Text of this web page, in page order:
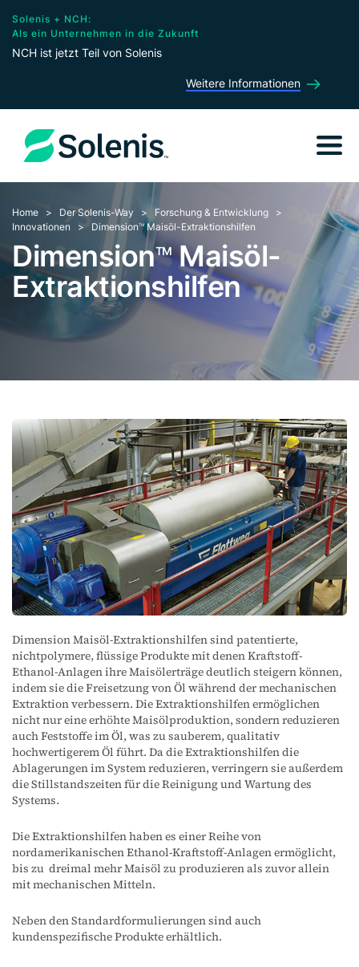
Solenis + NCH:
Als ein Unternehmen in die Zukunft
NCH ist jetzt Teil von Solenis
Weitere Informationen
Home Der Solenis-Way
Forschung & Entwicklung
Innovationen
DimensionTMMaisöl-Extraktionshilfen
DimensionTMMaisöl-
Extraktionshilfen
Dimension Maisöl-Extraktionshilfen sind patentierte,
nichtpolymere, flüssige Produkte mit denen Kraftstoff-
Ethanol-Anlagen ihre Maisölerträge deutlich steigern können,
indem sie die Freisetzung von Öl während der mechanischen
Extraktion verbessern. Die Extraktionshilfen ermöglichen
nicht nur eine erhöhte Maisölproduktion, sondern reduzieren
auch Feststoffe im Öl, was zu sauberem, qualitativ
hochwertigerem Öl führt. Da die Extraktionshilfen die
Ablagerungen im System reduzieren, verringern sie außerdem
die Stillstandszeiten für die Reinigung und Wartung des
Systems.
Die Extraktionshilfen haben es einer Reihe von
nordamerikanischen Ethanol-Kraftstoff-Anlagen ermöglicht,
bis zu dreimal mehr Maisöl zu produzieren als zuvor allein
mit mechanischen Mitteln.
Neben den Standardformulierungen sind auch
kundenspezifische Produkte erhältlich.